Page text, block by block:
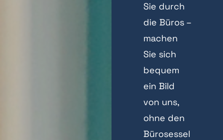
Sie durch
die Büros –
machen
Sie sich
bequem
ein Bild
von uns,
ohne den
Bürosessel